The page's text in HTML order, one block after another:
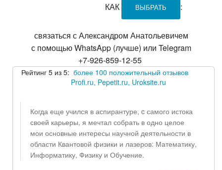
КАК ВЫБРАТЬ :
связаться с Александром Анатольевичем
с помощью WhatsApp (лучше) или Telegram
+7-926-859-12-55
Рейтинг 5 из 5: более 100 положительный отзывов
Profi.ru, Pepetit.ru, Uroksite.ru
Когда еще учился в аспирантуре, c самого истока
своей карьеры, я мечтал собрать в одно целое
мои основные интересы научной деятельности в
области Квантовой физики и лазеров: Математику,
Информатику, Физику и Обучение.